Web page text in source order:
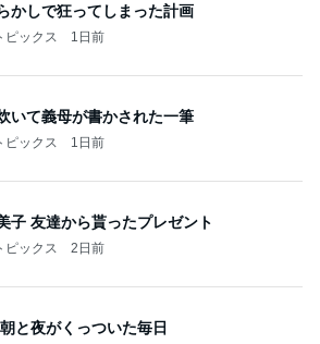
かしで狂ってしまった計画
ピックス 1日前
いて義母が書かされた一筆
ピックス 1日前
子 友達から貰ったプレゼント
ピックス 2日前
と夜がくっついた毎日